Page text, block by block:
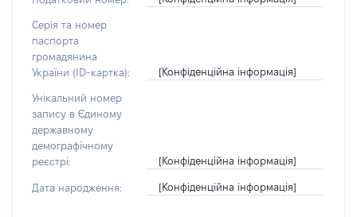
Серія та номер
паспорта
громадянина
України (ID-картка):
[Конфіденційна інформація]
Унікальний номер
запису в Єдиному
державному
демографічному
реєстрі:
[Конфіденційна інформація]
Дата народження: [Конфіденційна інформація]